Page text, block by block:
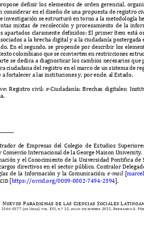
definir los elementos de orden gerencial,
considerar en el diseño de una propuesta de registro
investigación se estructuróen torno a la metodología
mixtas de recolección y procesamiento de la inf
apartados claramente definidos: El primerítem está
a la brecha digital y a la ciudadanía postergada
. En el segundo,se propende por describir los
xto colombiano que se convierten en restricciones
se dedica a diagnosticar los cambios necesariosque
ciudadana del registro en el marco de un sistema de
afortalecer a las instituciones y, por ende, alEstado.
ve: Registro civil; e-Ciudadanía; Brechas digitales; I
.
deEmpresas del Colegio deEstudios S
ComercioInternacional de laGeorgeMaison University.
ón y elConocimiento de la UniversidadPontifica de
directivos en el sector público, ContralorD
ías de la Información y la Comunicación;e-mail [
[https://orcid.org/0009-0002-7494-2394].
Nuevos Paradigmas de las Ciencias Sociales
2346-0377 (en línea) vol. XVI, n.º 32, julio-diciembre 2025, Bernardo A.